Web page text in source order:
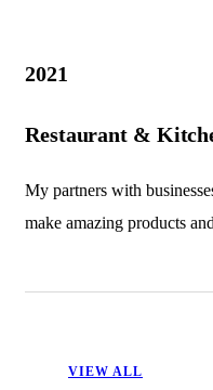
2021
Restaurant &
My partners with
make amazing products
VIEW ALL